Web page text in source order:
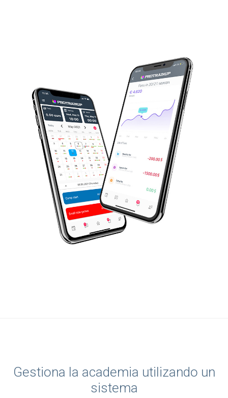
Gestiona la academia utilizando un
sistema